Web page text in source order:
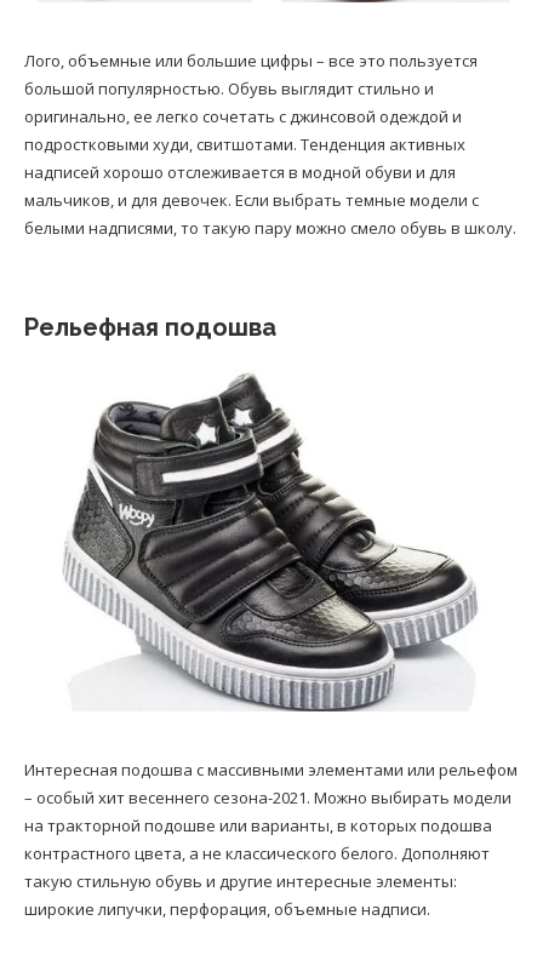
Лого, объемные или большие цифры – все это пользуется
большой популярностью. Обувь выглядит стильно и
оригинально, ее легко сочетать с джинсовой одеждой и
подростковыми худи, свитшотами. Тенденция активных
надписей хорошо отслеживается в модной обуви и для
мальчиков, и для девочек. Если выбрать темные модели с
белыми надписями, то такую пару можно смело обувь в школу.
Рельефная подошва
Интересная подошва с массивными элементами или рельефом
– особый хит весеннего сезона-2021. Можно выбирать модели
на тракторной подошве или варианты, в которых подошва
контрастного цвета, а не классического белого. Дополняют
такую стильную обувь и другие интересные элементы:
широкие липучки, перфорация, объемные надписи.